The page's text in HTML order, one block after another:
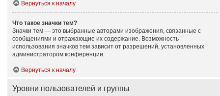
Вернуться к началу
Что такое значки тем?
Значки тем — это выбранные авторами изображения, связанные с
сообщениями и отражающие их содержание. Возможность
использования значков тем зависит от разрешений, установленных
администратором конференции.
Вернуться к началу
Уровни пользователей и группы